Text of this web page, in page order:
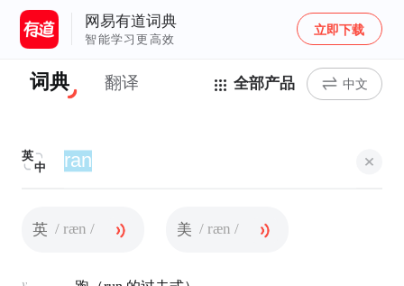
网易有道词典
智能学习更高效
立即下载
词典 翻译 全部产品 中文
英
中
英 / ræn / 美 / ræn /